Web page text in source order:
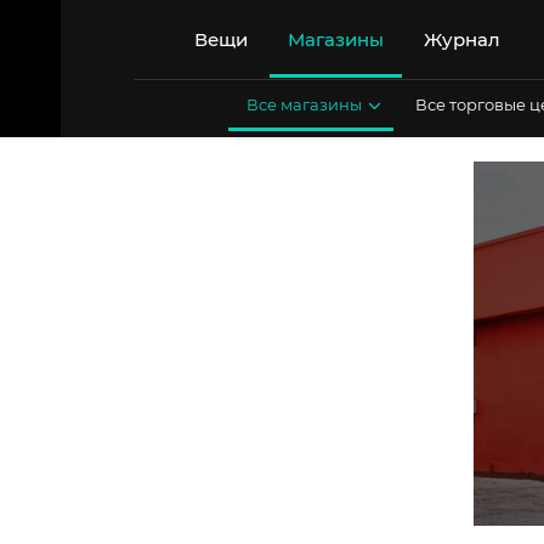
Вещи Магазины Журнал
Все магазины Все торговые